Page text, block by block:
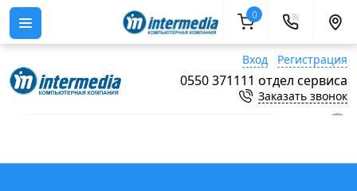
Вход Регистрация
0550 371111 отдел сервиса
Заказать звонок
0